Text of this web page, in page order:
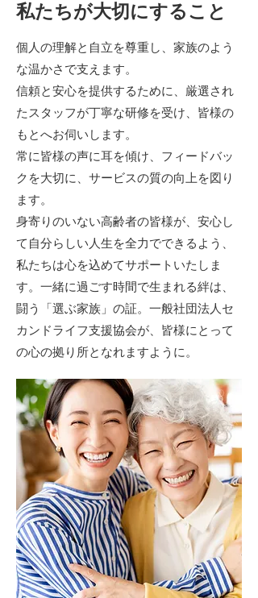
私たちが大切にすること
個人の理解と自立を尊重し、家族のよう
な温かさで支えます。
信頼と安心を提供するために、厳選され
たスタッフが丁寧な研修を受け、皆様の
もとへお伺いします。
常に皆様の声に耳を傾け、フィードバッ
クを大切に、サービスの質の向上を図り
ます。
身寄りのいない高齢者の皆様が、安心し
て自分らしい人生を全力でできるよう、
私たちは心を込めてサポートいたしま
す。一緒に過ごす時間で生まれる絆は、
闘う「選ぶ家族」の証。一般社団法人セ
カンドライフ支援協会が、皆様にとって
の心の拠り所となれますように。